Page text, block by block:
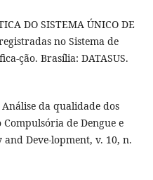
DO SISTEMA ÚNICO DE
no Sistema de
ção. Brasília: DATASUS.
Análise da qualidade dos
de Dengue e
Deve-lopment, v. 10, n.